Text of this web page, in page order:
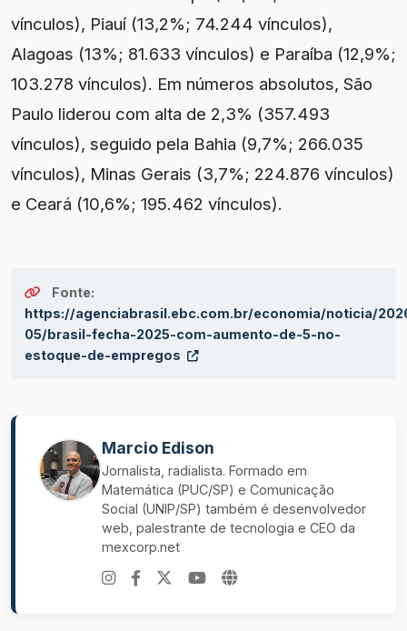
vínculos), Piauí (13,2%; 74.244 vínculos),
Alagoas (13%; 81.633 vínculos) e Paraíba (12,9%;
103.278 vínculos). Em números absolutos, São
Paulo liderou com alta de 2,3% (357.493
vínculos), seguido pela Bahia (9,7%; 266.035
vínculos), Minas Gerais (3,7%; 224.876 vínculos)
e Ceará (10,6%; 195.462 vínculos).
Fonte:
https://agenciabrasil.ebc.com.br/economia/noticia/
05/brasil-fecha-2025-com-aumento-de-5-no-
estoque-de-empregos
Marcio Edison
Jornalista, radialista. Formado em
Matemática (PUC/SP) e Comunicação
Social (UNIP/SP) também é desenvolvedor
web, palestrante de tecnologia e CEO da
mexcorp.net